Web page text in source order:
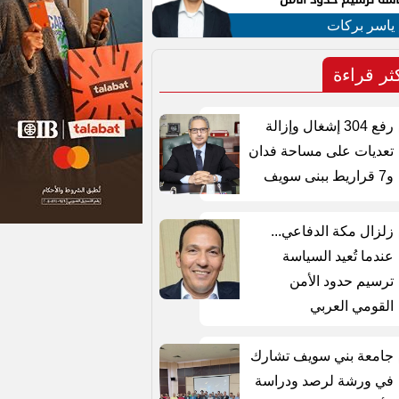
العربي
ياسر بركات
قراءة
رفع 304 إشغال وإزالة
تعديات على مساحة فدان
و7 قراريط ببنى سويف
زلزال مكة الدفاعي...
عندما تُعيد السياسة
ترسيم حدود الأمن
القومي العربي
جامعة بني سويف تشارك
في ورشة لرصد ودراسة